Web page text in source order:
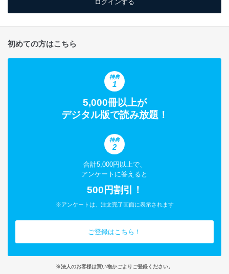
初めての方はこちら
特典
1
5,000冊以上が
デジタル版で読み放題！
特典
2
合計5,000円以上で、
アンケートに答えると
500円割引！
※アンケートは、注文完了画面に表示されます
ご登録はこちら！
※法人のお客様は買い物かごよりご登録ください。